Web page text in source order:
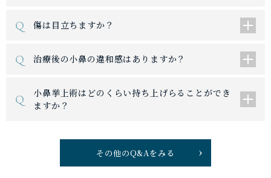
Q 傷は目立ちますか？
Q 治療後の小鼻の違和感はありますか？
Q
小鼻挙上術はどのくらい持ち上げらることができ
ますか？
その他のQ&Aをみる